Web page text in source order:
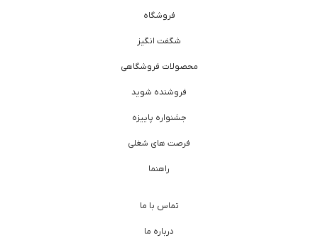
فروشگاه
شگفت انگیز
محصولات فروشگاهی
فروشنده شوید
جشنواره پاییزه
فرصت های شغلی
راهنما
تماس با ما
درباره ما